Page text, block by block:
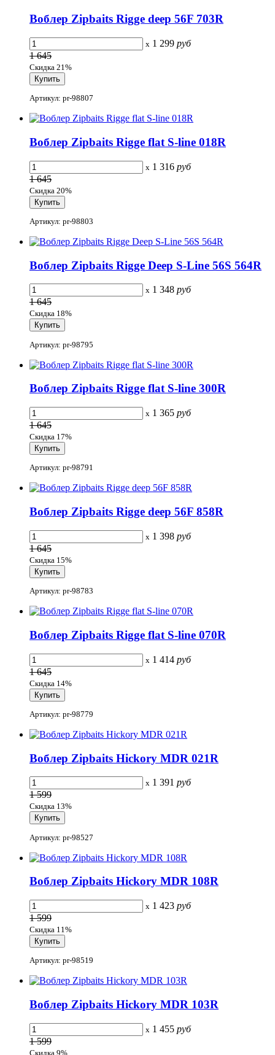
Воблер Zipbaits Rigge deep 56F 703R
x 1 299 руб
1 645
Скидка 21%
Артикул: pr-98807
Воблер Zipbaits Rigge flat S-line 018R
x 1 316 руб
1 645
Скидка 20%
Артикул: pr-98803
Воблер Zipbaits Rigge Deep S-Line 56S 564R
x 1 348 руб
1 645
Скидка 18%
Артикул: pr-98795
Воблер Zipbaits Rigge flat S-line 300R
x 1 365 руб
1 645
Скидка 17%
Артикул: pr-98791
Воблер Zipbaits Rigge deep 56F 858R
x 1 398 руб
1 645
Скидка 15%
Артикул: pr-98783
Воблер Zipbaits Rigge flat S-line 070R
x 1 414 руб
1 645
Скидка 14%
Артикул: pr-98779
Воблер Zipbaits Hickory MDR 021R
x 1 391 руб
1 599
Скидка 13%
Артикул: pr-98527
Воблер Zipbaits Hickory MDR 108R
x 1 423 руб
1 599
Скидка 11%
Артикул: pr-98519
Воблер Zipbaits Hickory MDR 103R
x 1 455 руб
1 599
Скидка 9%